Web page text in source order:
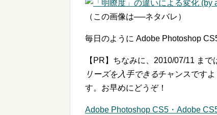
（この画像は──ネタバレ）
毎日のように Adobe Photoshop
【PR】ちなみに、2010/07/11 ま
リーズを入手できるチャンスです
す。お早めにどうぞ！
Adobe Photoshop CS5・Adobe